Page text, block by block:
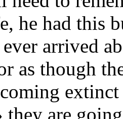
he had this
arrived
as though
extinct
they are